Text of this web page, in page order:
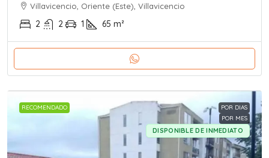
Villavicencio, Oriente (Este), Villavicencio
2 2 1 65 m²
RECOMENDADO
POR DIAS
POR MES
DISPONIBLE DE INMEDIATO